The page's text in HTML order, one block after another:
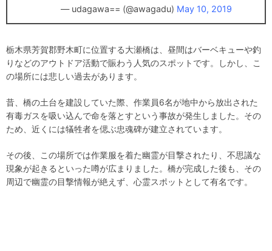
— udagawa== (@awagadu) May 10, 2019
栃木県芳賀郡野木町に位置する大瀬橋は、昼間はバーベキューや釣
りなどのアウトドア活動で賑わう人気のスポットです。しかし、こ
の場所には悲しい過去があります。
昔、橋の土台を建設していた際、作業員6名が地中から放出された
有毒ガスを吸い込んで命を落とすという事故が発生しました。その
ため、近くには犠牲者を偲ぶ忠魂碑が建立されています。
その後、この場所では作業服を着た幽霊が目撃されたり、不思議な
現象が起きるといった噂が広まりました。橋が完成した後も、その
周辺で幽霊の目撃情報が絶えず、心霊スポットとして有名です。